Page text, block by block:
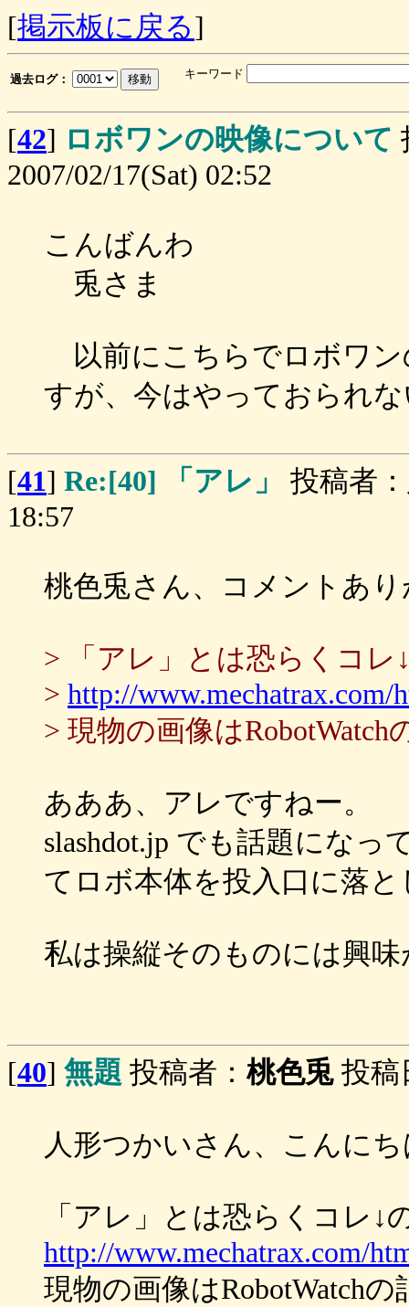
[掲示板に戻る]
過去ログ： キーワード
[42] ロボワンの映像について
2007/02/17(Sat) 02:52
こんばんわ
兎さま
以前にこちらでロボワン
すが、今はやっておられ
[41] Re:[40] 「アレ」 投稿者：
18:57
桃色兎さん、コメントあ
> 「アレ」とは恐らくコ
> http://www.mechatrax.com/
> 現物の画像は
あああ、アレですねー。
slashdot.jp でも話題にな
てロボ本体を投入口に落
私は操縦そのものには興
[40] 無題 投稿者： 桃色兎 投稿
人形つかいさん、こんに
「アレ」とは恐らくコレ
http://www.mechatrax.com/
現物の画像はRobotWatch